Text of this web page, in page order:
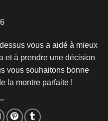
vous a aidé à mieux
et à prendre une décision
vous souhaitons bonne
la montre parfaite !